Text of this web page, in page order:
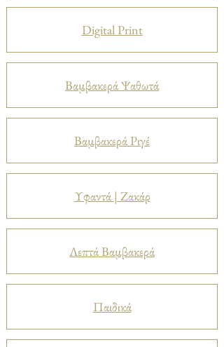
Digital Print
Βαμβακερά Ψαθωτά
Βαμβακερά Ριγέ
Υφαντά | Ζακάρ
Λεπτά Βαμβακερά
Παιδικά